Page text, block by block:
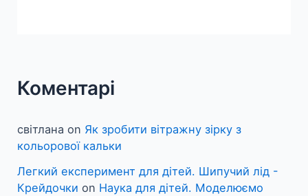
Коментарі
світлана on Як зробити вітражну зірку з
кольорової кальки
Легкий експеримент для дітей. Шипучий лід -
Крейдочки on Наука для дітей. Моделюємо